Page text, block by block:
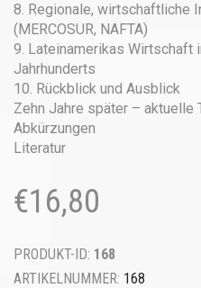
8. Regionale, wirtschaftliche
(MERCOSUR, NAFTA)
9. Lateinamerikas Wirtschaft
Jahrhunderts
10. Rückblick und Ausblick
Zehn Jahre später – aktuelle
Abkürzungen
Literatur
€16,80
PRODUKT-ID: 168
ARTIKELNUMMER: 168